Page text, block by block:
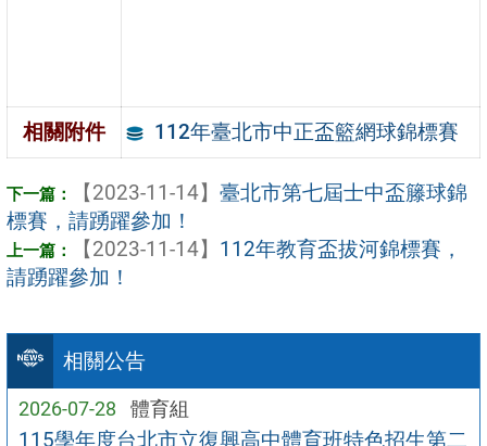
相關公告
2026-07-28 體育組
115學年度台北市立復興高中體育班特色招生第二
相關附件 112年臺北市中正盃籃網球錦標賽
【2023-11-14】 臺北市第七屆士中盃籐球錦
標賽，請踴躍參加！
【2023-11-14】 112年教育盃拔河錦標賽，
請踴躍參加！